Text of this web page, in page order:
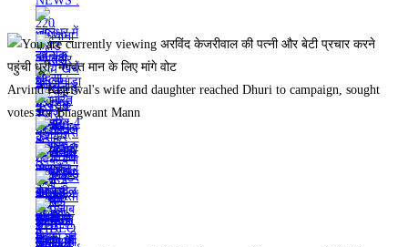
Arvind Kejriwal's wife and daughter reached Dhuri to campaign, sought
votes for Bhagwant Mann